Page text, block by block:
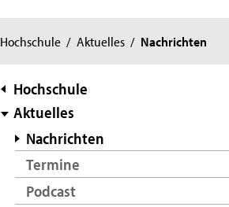
Sie
hier:
Hochschule / Aktuelles / Nachrichten
Subnavigation
Hochschule
Aktuelles
Nachrichten
Termine
Podcast